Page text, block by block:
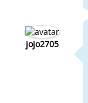
jojo2705